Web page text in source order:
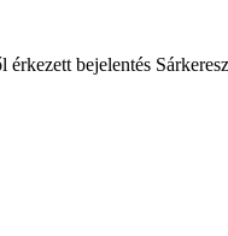
bejelentés